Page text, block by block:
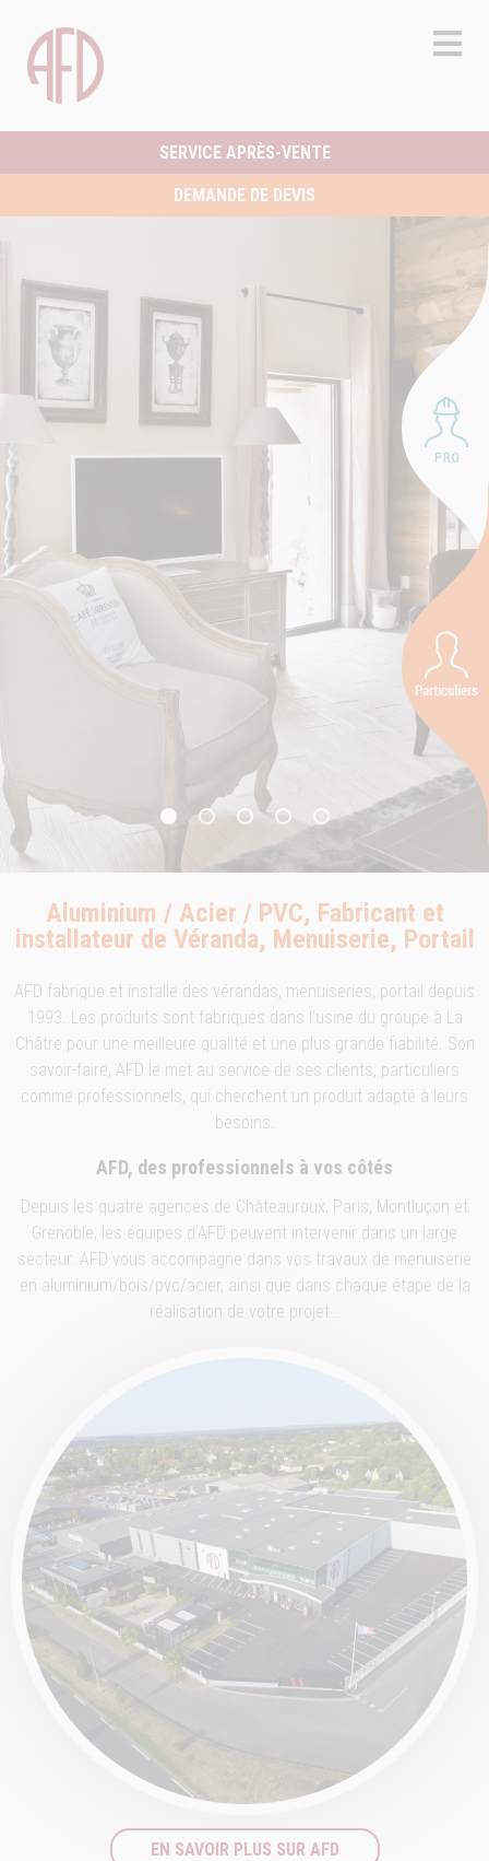
SERVICE APRÈS-VENTE
DEMANDE DE DEVIS
Aluminium / Acier / PVC, Fabricant et
installateur de Véranda, Menuiserie, Portail
AFD fabrique et installe des vérandas, menuiseries, portail depuis
1993. Les produits sont fabriqués dans l'usine du groupe à La
Châtre pour une meilleure qualité et une plus grande fiabilité. Son
savoir-faire, AFD le met au service de ses clients, particuliers
comme professionnels, qui cherchent un produit adapté à leurs
besoins.
AFD, des professionnels à vos côtés
Depuis les quatre agences de Châteauroux, Paris, Montluçon et
Grenoble, les équipes d’AFD peuvent intervenir dans un large
secteur. AFD vous accompagne dans vos travaux de menuiserie
en aluminium/bois/pvc/acier, ainsi que dans chaque étape de la
réalisation de votre projet…
EN SAVOIR PLUS SUR AFD